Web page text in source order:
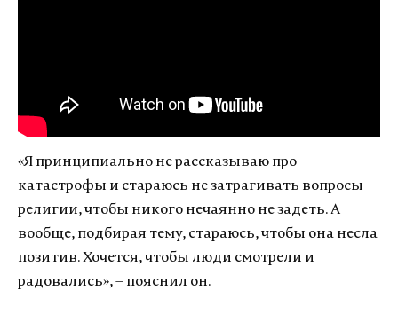
«Я принципиально не рассказываю про
катастрофы и стараюсь не затрагивать вопросы
религии, чтобы никого нечаянно не задеть. А
вообще, подбирая тему, стараюсь, чтобы она несла
позитив. Хочется, чтобы люди смотрели и
радовались», – пояснил он.